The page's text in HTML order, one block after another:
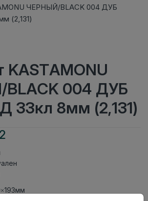
004 ДУБ
33кл 8мм (2,131)